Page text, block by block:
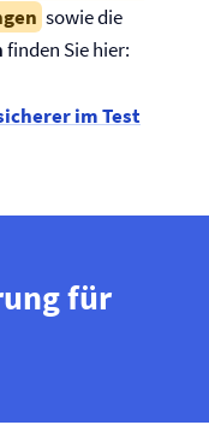
sowie die
finden Sie hier:
im Test
für